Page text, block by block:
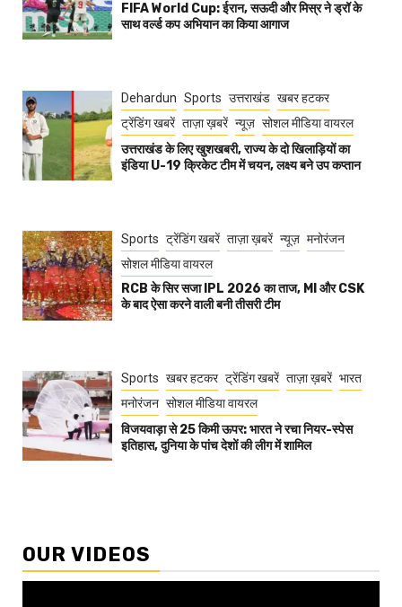
FIFA World Cup: ईरान, सऊदी और मिस्र ने ड्रॉ के
साथ वर्ल्ड कप अभियान का किया आगाज
Dehardun Sports उत्तराखंड खबर हटकर
ट्रेंडिंग खबरें ताज़ा ख़बरें न्यूज़ सोशल मीडिया वायरल
उत्तराखंड के लिए खुशखबरी, राज्य के दो खिलाड़ियों का
इंडिया U-19 क्रिकेट टीम में चयन, लक्ष्य बने उप कप्तान
Sports ट्रेंडिंग खबरें ताज़ा ख़बरें न्यूज़ मनोरंजन
सोशल मीडिया वायरल
RCB के सिर सजा IPL 2026 का ताज, MI और CSK
के बाद ऐसा करने वाली बनी तीसरी टीम
Sports खबर हटकर ट्रेंडिंग खबरें ताज़ा ख़बरें भारत
मनोरंजन सोशल मीडिया वायरल
विजयवाड़ा से 25 किमी ऊपर: भारत ने रचा नियर-स्पेस
इतिहास, दुनिया के पांच देशों की लीग में शामिल
OUR VIDEOS